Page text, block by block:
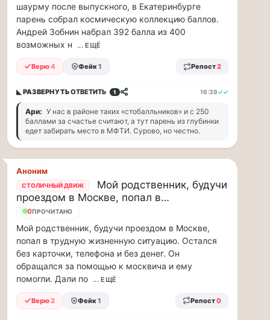
1
августа
в
московском
парке
«Сокольники»
«Капибара
Это
новое
с
популярной
площадкой
«Гайд
Парк».
Здесь
можно
провести
время
всей
семьей
и
шаурму после выпускного, в Екатеринбурге
парень собрал космическую коллекцию баллов.
Андрей Зобнин набрал 392 балла из 400
возможных н
... ЕЩЁ
Верю4 Фейк1 Репост2
◣ РАЗВЕРНУТЬОТВЕТИТЬ 1 16:39✓✓
Ари: У нас в районе таких «стобалльников» и с 250
баллами за счастье считают, а тут парень из глубинки
едет забирать место в МФТИ. Сурово, но честно.
Аноним
СТОЛИЧНЫЙ ДВИЖ
Мой родственник, будучи
проездом в Москве, попал в…
0ПРОЧИТАНО
Мой родственник, будучи проездом в Москве,
попал в трудную жизненную ситуацию. Остался
без карточки, телефона и без денег. Он
обращался за помощью к москвича и ему
помогли. Дали по ... ЕЩЁ
Верю2 Фейк1 Репост0